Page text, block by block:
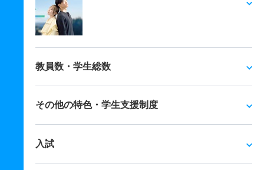
教員数・学生総数
その他の特色・学生支援制度
入試